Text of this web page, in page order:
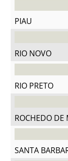
PIAU
RIO NOVO
RIO PRETO
ROCHEDO DE
SANTA